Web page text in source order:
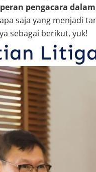
peran pengacara
saja yang menjadi
sebagai berikut, yuk!